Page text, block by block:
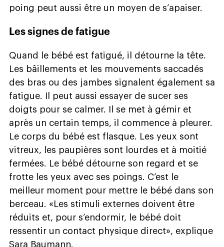
poing peut aussi être un moyen de s’apaiser.
Les signes de fatigue
Quand le bébé est fatigué, il détourne la tête.
Les bâillements et les mouvements saccadés
des bras ou des jambes signalent également sa
fatigue. Il peut aussi essayer de sucer ses
doigts pour se calmer. Il se met à gémir et
après un certain temps, il commence à pleurer.
Le corps du bébé est flasque. Les yeux sont
vitreux, les paupières sont lourdes et à moitié
fermées. Le bébé détourne son regard et se
frotte les yeux avec ses poings. C’est le
meilleur moment pour mettre le bébé dans son
berceau. «Les stimuli externes doivent être
réduits et, pour s’endormir, le bébé doit
ressentir un contact physique direct», explique
Sara Baumann.